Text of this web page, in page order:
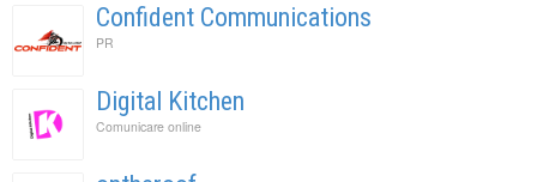
Confident Communications
PR
Digital Kitchen
Comunicare online